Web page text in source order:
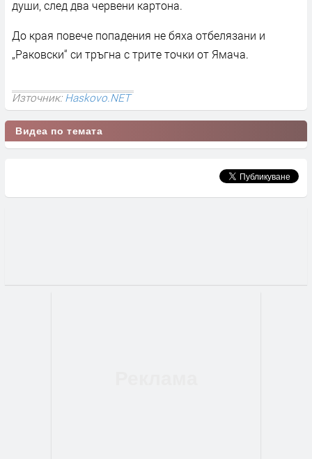
души, след два червени картона.
До края повече попадения не бяха отбелязани и
„Раковски“ си тръгна с трите точки от Ямача.
Източник:Haskovo.NET
Видеа по темата